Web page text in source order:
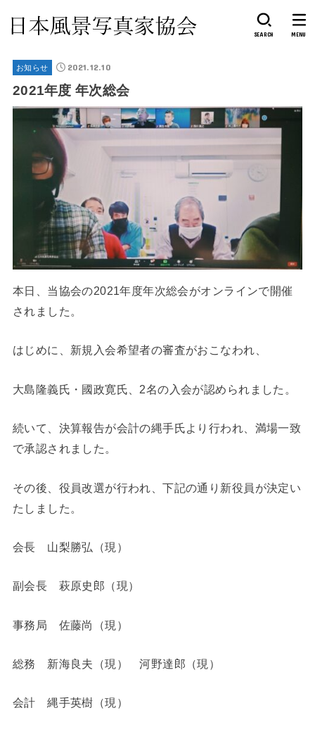
SEARCH MENU
お知らせ 2021.12.10
2021年度 年次総会
本日、当協会の2021年度年次総会がオンラインで開催
されました。
はじめに、新規入会希望者の審査がおこなわれ、
大島隆義氏・國政寛氏、2名の入会が認められました。
続いて、決算報告が会計の縄手氏より行われ、満場一致
で承認されました。
その後、役員改選が行われ、下記の通り新役員が決定い
たしました。
会長 山梨勝弘（現）
副会長 萩原史郎（現）
事務局 佐藤尚（現）
総務 新海良夫（現） 河野達郎（現）
会計 縄手英樹（現）